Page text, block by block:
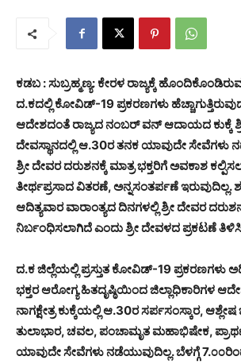
ಕಡಬ :ಸುಬ್ರಹ್ಮಣ್ಯ: ಕೇರಳ ರಾಜ್ಯಕ್ಕೆ
ದ.ಕದಲ್ಲಿ ಕೋವಿಡ್-19 ಪ್ರಕರಣಗಳು
ಆದೇಶದಂತೆ ರಾಜ್ಯದ ನಂಬರ್ ವನ್ ಆದಾಯದ ಕುಕ್ಕೆ ಶ್ರೀ
ದೇವಸ್ಥಾನದಲ್ಲಿ ಆ.30ರ ತನಕ ಯಾವುದೇ ಸೇವೆಗಳು
ಶ್ರೀ ದೇವರ ದರುಶನಕ್ಕೆ ಮಾತ್ರ ಭಕ್ತರಿಗೆ ಅವಕಾಶ
ತೀರ್ಥಪ್ರಸಾದ ವಿತರಣೆ, ಅನ್ನಸಂತರ್ಪಣೆ ಇರುವುದಿಲ್ಲ.
ಆದಿತ್ಯವಾರ ವಾರಾಂತ್ಯದ ದಿನಗಳಲ್ಲಿ ಶ್ರೀ ದೇವರ
ನಿರ್ಬಂಧಿಸಲಾಗಿದೆ ಎಂದು ಶ್ರೀ ದೇವಳದ ಪ್ರಕಟಣೆ
ದ.ಕ ಜಿಲ್ಲೆಯಲ್ಲಿ ಪ್ರಸ್ತುತ ಕೋವಿಡ್-19 ಪ್ರಕರಣಗಳು
ಭಕ್ತರ ಆರೋಗ್ಯ ಹಿತದೃಷ್ಠಿಯಿಂದ ಜಿಲ್ಲಾಧಿಕಾರಿಗಳ
ನಾಗಕ್ಷೇತ್ರ ಕುಕ್ಕೆಯಲ್ಲಿ ಆ.30ರ ಸರ್ಪಸಂಸ್ಕಾರ, ಆಶ್ಲೇಷ
ತುಲಾಭಾರ, ಚವಲ, ಪಂಚಾಮೃತ ಮಹಾಭಿಷೇಕ,
ಯಾವುದೇ ಸೇವೆಗಳು ನಡೆಯುವುದಿಲ್ಲ. ಬೆಳಗ್ಗೆ